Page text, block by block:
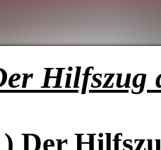
Hilfszug
Der